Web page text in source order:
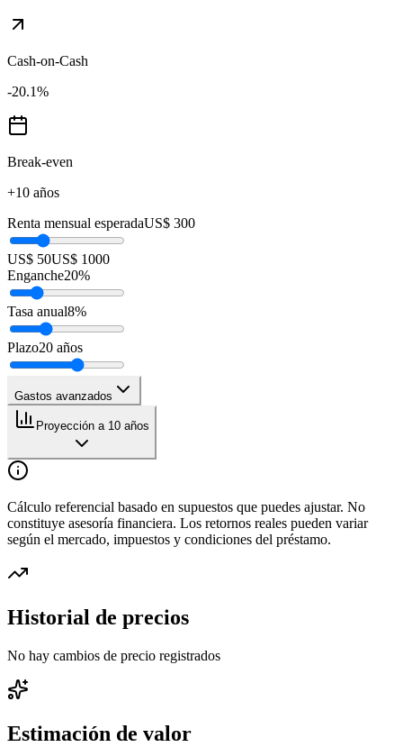
Cash-on-Cash
-20.1%
Break-even
+10 años
Renta mensual esperadaUS$ 300
US$ 50US$ 1000
Enganche20%
Tasa anual8%
Plazo20 años
Gastos avanzados
Proyección a 10 años
Cálculo referencial basado en supuestos que puedes ajustar. No
constituye asesoría financiera. Los retornos reales pueden variar
según el mercado, impuestos y condiciones del préstamo.
Historial de precios
No hay cambios de precio registrados
Estimación de valor